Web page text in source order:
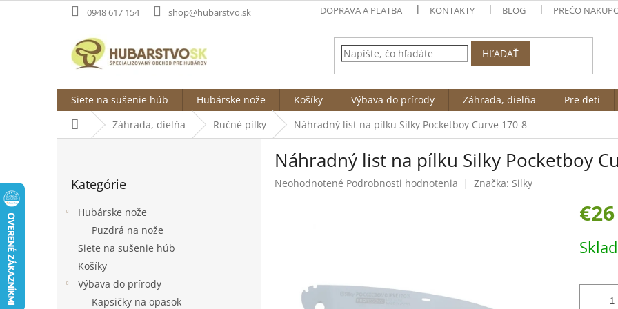
na
0948 617 154 shop@hubarstvo.sk DOPRAVA A PLATBA KONTAKTY BLOG PREČO
HĽADAŤ
Siete na sušenie húb Hubárske nože Košíky Výbava do prírody Záhrada, dielňa Pre deti
DomovZáhrada, dielňa Ručné pílky Náhradný list na pílku Silky Pocketboy Curve 170-8
kategórie
Kategórie
Hubárske nože
Puzdrá na nože
Siete na sušenie húb
Košíky
Výbava do prírody
Kapsičky na opasok
Náhradný list na pílku Silky Pocketboy
Priemerné
Neohodnotené Podrobnosti hodnotenia Značka: Silky
€26
cena: